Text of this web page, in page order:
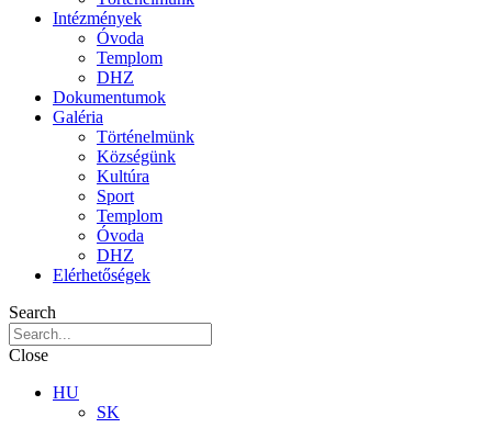
Intézmények
Óvoda
Templom
DHZ
Dokumentumok
Galéria
Történelmünk
Községünk
Kultúra
Sport
Templom
Óvoda
DHZ
Elérhetőségek
Search
Close
HU
SK